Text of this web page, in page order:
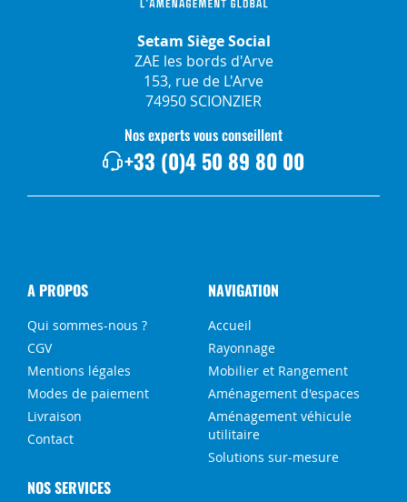
Setam Siège Social
ZAE les bords d'Arve
153, rue de L'Arve
74950 SCIONZIER
Nos experts vous conseillent
+33 (0)4 50 89 80 00
A PROPOS
Qui sommes-nous ?
CGV
Mentions légales
Modes de paiement
Livraison
Contact
NAVIGATION
Accueil
Rayonnage
Mobilier et Rangement
Aménagement d'espaces
Aménagement véhicule
utilitaire
Solutions sur-mesure
NOS SERVICES